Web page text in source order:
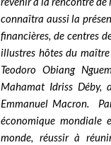
connaîtra aussi la
financières, de centres
illustres hôtes du maître
Teodoro Obiang
Mahamat Idriss Déby,
Emmanuel Macron.
économique mondiale
monde, réussir à